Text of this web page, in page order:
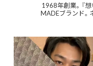
1968年創業。『
MADEブランド。